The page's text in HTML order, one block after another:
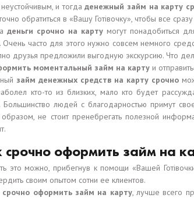
и тогдаденежный займ на карту
обратиться в «Вашу Готівочку», чтобы все
деньги срочно на картумогут понадобиться
Очень часто для этого нужно совсем немного
друзья предложили выгодную экскурсию. Что
моментальный займ на карту и
займ денежных средств на карту срочно
кто-то из близких, мало кто будет
Большинство людей с благодарностью примут
образом, не стоит пренебрегать полезной
срочно оформить займ на
это можно, прибегнув к помощи «Вашей
своим опытом сотни ее клиентов.
срочно оформить займ на карту, лучше всего